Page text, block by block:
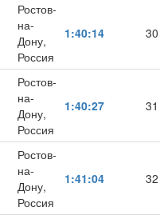
Ростов-
на-
Дону,
Россия
1:40:14 30
Ростов-
на-
Дону,
Россия
1:40:27 31
Ростов-
на-
Дону,
Россия
1:41:04 32